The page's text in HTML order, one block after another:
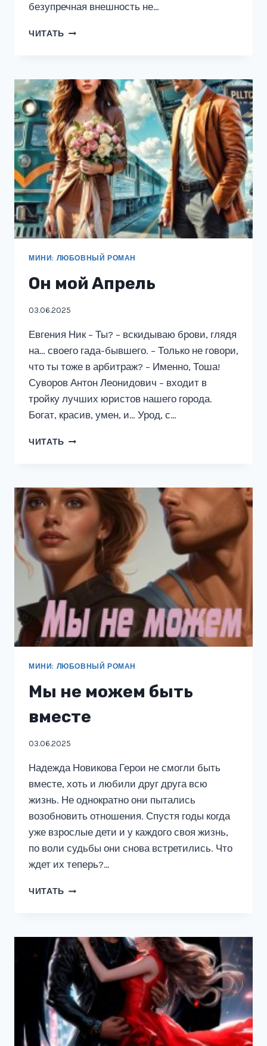
безупречная внешность не…
ЧИТАТЬ КАК
МИНИ: ЛЮБОВНЫЙ РОМАН
Он мой Апрель
03.06.2025
Евгения Ник – Ты? – вскидываю брови, глядя
на… своего гада-бывшего. – Только не говори,
что ты тоже в арбитраж? – Именно, Тоша!
Суворов Антон Леонидович – входит в
тройку лучших юристов нашего города.
Богат, красив, умен, и… Урод, с…
ЧИТАТЬ ОН
МИНИ: ЛЮБОВНЫЙ РОМАН
Мы не можем быть
вместе
03.06.2025
Надежда Новикова Герои не смогли быть
вместе, хоть и любили друг друга всю
жизнь. Не однократно они пытались
возобновить отношения. Спустя годы когда
уже взрослые дети и у каждого своя жизнь,
по воли судьбы они снова встретились. Что
ждет их теперь?…
ЧИТАТЬ МЫ
ВМЕСТЕ